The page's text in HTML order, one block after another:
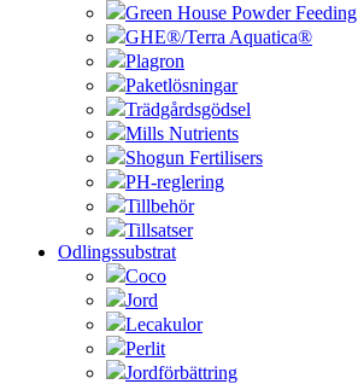
Green House Powder Feeding
GHE®/Terra Aquatica®
Plagron
Paketlösningar
Trädgårdsgödsel
Mills Nutrients
Shogun Fertilisers
PH-reglering
Tillbehör
Tillsatser
Odlingssubstrat
Coco
Jord
Lecakulor
Perlit
Jordförbättring